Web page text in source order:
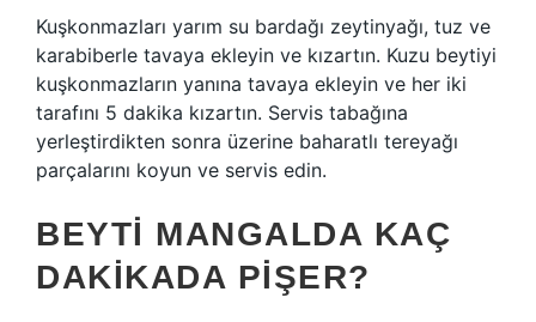
Kuşkonmazları yarım su bardağı zeytinyağı, tuz ve
karabiberle tavaya ekleyin ve kızartın. Kuzu beytiyi
kuşkonmazların yanına tavaya ekleyin ve her iki
tarafını 5 dakika kızartın. Servis tabağına
yerleştirdikten sonra üzerine baharatlı tereyağı
parçalarını koyun ve servis edin.
BEYTI MANGALDA KAÇ
DAKIKADA PIŞER?